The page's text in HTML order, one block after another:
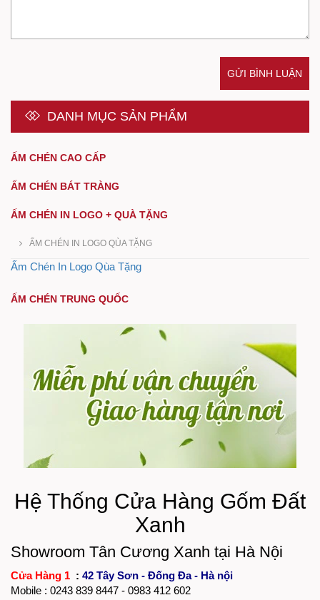
GỬI BÌNH LUẬN
DANH MỤC SẢN PHẨM
ẤM CHÉN CAO CẤP
ẤM CHÉN BÁT TRÀNG
ẤM CHÉN IN LOGO + QUÀ TẶNG
ẤM CHÉN IN LOGO QÙA TẶNG
Ấm Chén In Logo Qùa Tặng
ẤM CHÉN TRUNG QUỐC
Hệ Thống Cửa Hàng Gốm Đất
Xanh
Showroom Tân Cương Xanh tại Hà Nội
Cửa Hàng 1 : 42 Tây Sơn - Đống Đa - Hà nội
Mobile : 0243 839 8447 - 0983 412 602